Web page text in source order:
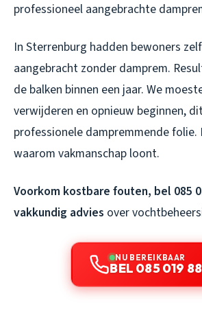
professioneel aangebrachte
In Sterrenburg hadden bewoners
aangebracht zonder damprem.
de balken binnen een jaar. We
verwijderen en opnieuw beginnen,
professionele dampremmende folie.
waarom vakmanschap loont.
Voorkom kostbare fouten, bel 085
vakkundig advies over
NU BEREIKBAAR
BEL 085 019